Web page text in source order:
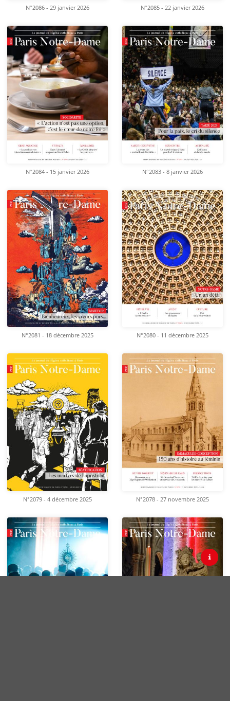
N°2086 - 29 janvier 2026 N°2085 - 22 janvier 2026
N°2084 - 15 janvier 2026 N°2083 - 8 janvier 2026
N°2081 - 18 décembre 2025 N°2080 - 11 décembre 2025
N°2079 - 4 décembre 2025 N°2078 - 27 novembre 2025